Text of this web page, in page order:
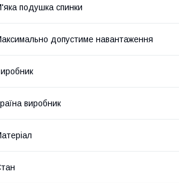
подушка спинки
допустиме навантаження
виробник